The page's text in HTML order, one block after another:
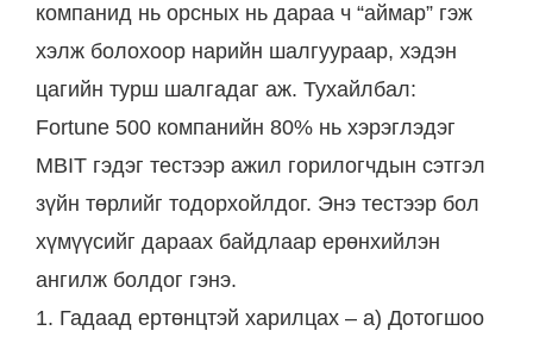
компанид нь орсных нь дараа ч “аймар” гэж
хэлж болохоор нарийн шалгуураар, хэдэн
цагийн турш шалгадаг аж. Тухайлбал:
Fortune 500 компанийн 80% нь хэрэглэдэг
MBIT гэдэг тестээр ажил горилогчдын сэтгэл
зүйн төрлийг тодорхойлдог. Энэ тестээр бол
хүмүүсийг дараах байдлаар ерөнхийлэн
ангилж болдог гэнэ.
1. Гадаад ертөнцтэй харилцах – а) Дотогшоо